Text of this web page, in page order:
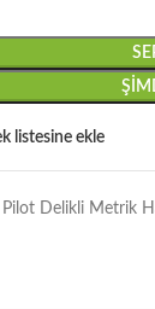
listesine ekle
Pilot Delikli Metrik